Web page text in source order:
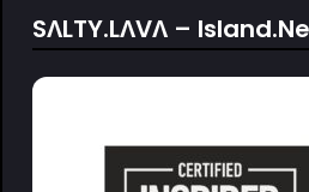
SΛLTY.LΛVΛ –